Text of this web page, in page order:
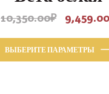
10,350.00₽
составляла
9,459.00
ВЫБЕРИТЕ ПАРАМЕТРЫ